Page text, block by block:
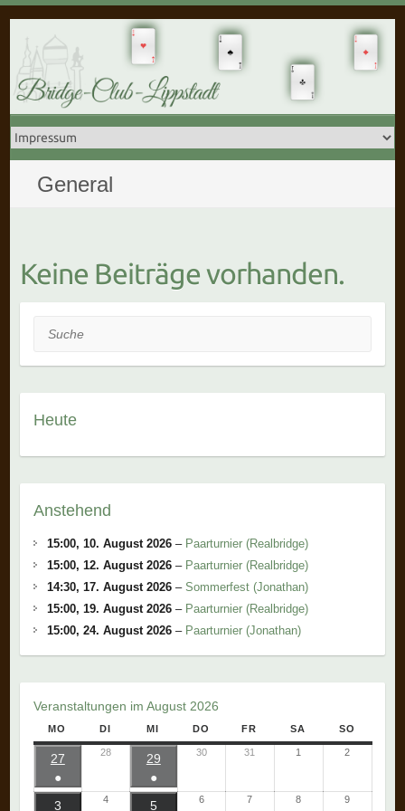
General
Keine Beiträge vorhanden.
Suche
Heute
Anstehend
15:00, 10. August 2026– Paarturnier (Realbridge)
15:00, 12. August 2026– Paarturnier (Realbridge)
14:30, 17. August 2026– Sommerfest (Jonathan)
15:00, 19. August 2026– Paarturnier (Realbridge)
15:00, 24. August 2026– Paarturnier (Jonathan)
Veranstaltungen im August 2026
MO DI MI DO FR SA SO
27
●
28
29
●
30 31 1 2
3 4 5 6 7 8 9